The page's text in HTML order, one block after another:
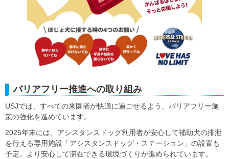
バリアフリー推進への取り組み
USJでは、すべての来園者が快適に過ごせるよう、バリアフリー施
策の強化を進めています。
2025年末には、アシスタンスドッグ利用者が安心して補助犬の排泄
を行える専用施設「アシスタンスドッグ・ステーション」の設置も
予定。より安心して滞在できる環境づくりが進められています。